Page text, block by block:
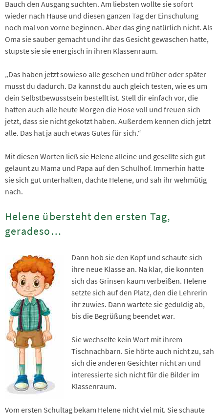
Bauch den Ausgang suchten. Am liebsten wollte sie sofort
wieder nach Hause und diesen ganzen Tag der Einschulung
noch mal von vorne beginnen. Aber das ging natürlich nicht. Als
Oma sie sauber gemacht und ihr das Gesicht gewaschen hatte,
stupste sie sie energisch in ihren Klassenraum.
„Das haben jetzt sowieso alle gesehen und früher oder später
musst du dadurch. Da kannst du auch gleich testen, wie es um
dein Selbstbewusstsein bestellt ist. Stell dir einfach vor, die
hatten auch alle heute Morgen die Hose voll und freuen sich
jetzt, dass sie nicht gekotzt haben. Außerdem kennen dich jetzt
alle. Das hat ja auch etwas Gutes für sich.“
Mit diesen Worten ließ sie Helene alleine und gesellte sich gut
gelaunt zu Mama und Papa auf den Schulhof. Immerhin hatte
sie sich gut unterhalten, dachte Helene, und sah ihr wehmütig
nach.
Helene übersteht den ersten Tag,
geradeso…
Dann hob sie den Kopf und schaute sich
ihre neue Klasse an. Na klar, die konnten
sich das Grinsen kaum verbeißen. Helene
setzte sich auf den Platz, den die Lehrerin
ihr zuwies. Dann wartete sie geduldig ab,
bis die Begrüßung beendet war.
Sie wechselte kein Wort mit ihrem
Tischnachbarn. Sie hörte auch nicht zu, sah
sich die anderen Gesichter nicht an und
interessierte sich nicht für die Bilder im
Klassenraum.
Vom ersten Schultag bekam Helene nicht viel mit. Sie schaute